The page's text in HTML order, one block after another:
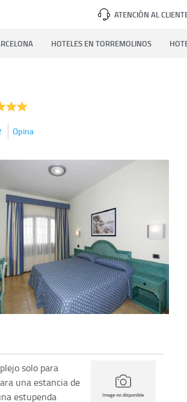
ATENCIÓN AL
HOTELES EN TORREMOLINOS
Opina
solo para
una estancia de
estupenda